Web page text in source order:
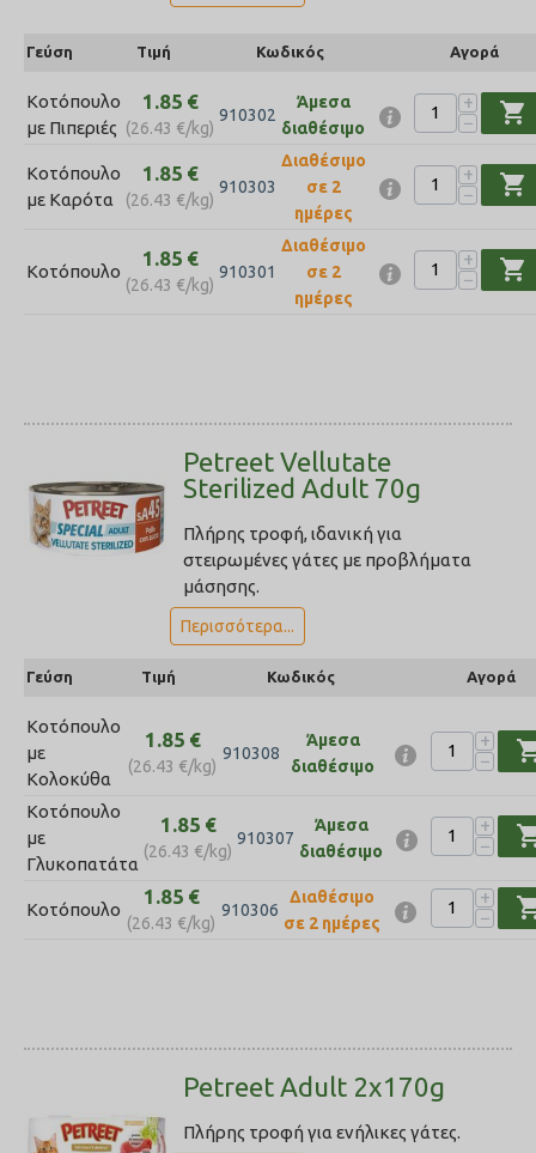
Γεύση Τιμή Κωδικός Αγορά
Κοτόπουλο
με Πιπεριές
1.85 €
(26.43 €/kg)
910302
Άμεσα
διαθέσιμο
+
−
shopping_cart
Κοτόπουλο
με Καρότα
1.85 €
(26.43 €/kg)
910303
Διαθέσιμο
σε 2
ημέρες
+
−
shopping_cart
Κοτόπουλο
1.85 €
(26.43 €/kg)
910301
Διαθέσιμο
σε 2
ημέρες
+
−
shopping_cart
Petreet Vellutate
Sterilized Adult 70g
Πλήρης τροφή, ιδανική για
στειρωμένες γάτες με προβλήματα
μάσησης.
Περισσότερα...
Γεύση Τιμή Κωδικός Αγορά
Κοτόπουλο
με
Κολοκύθα
1.85 €
(26.43 €/kg)
910308
Άμεσα
διαθέσιμο
+
−
Κοτόπουλο
με
Γλυκοπατάτα
1.85 €
(26.43 €/kg)
910307
Άμεσα
διαθέσιμο
+
−
Κοτόπουλο
1.85 €
(26.43 €/kg)
910306
Διαθέσιμο
σε 2 ημέρες
+
−
Petreet Adult 2x170g
Πλήρης τροφή για ενήλικες γάτες.